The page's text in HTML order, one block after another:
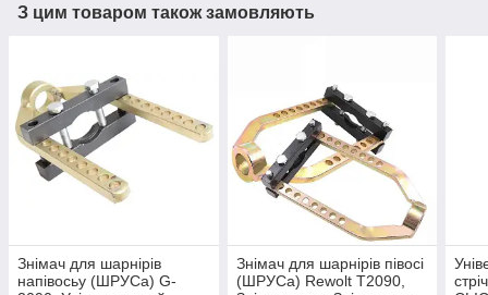
З цим товаром також замовляють
Знімач для шарнірів
напівосьу (ШРУСа) G-
Знімач для шарнірів півосі
(ШРУСа) Rewolt T2090,